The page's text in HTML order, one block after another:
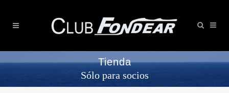
Tienda
Sólo para socios